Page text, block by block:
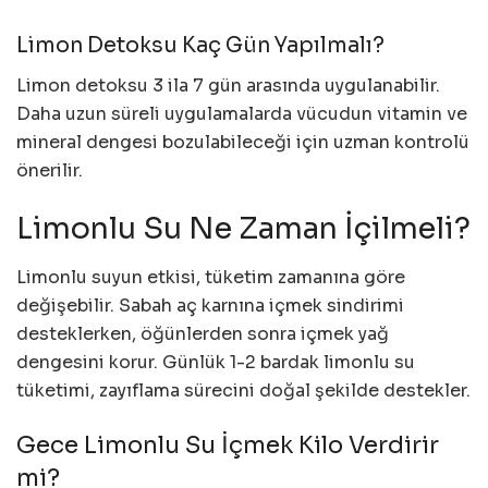
Limon Detoksu Kaç Gün Yapılmalı?
Limon detoksu 3 ila 7 gün arasında uygulanabilir.
Daha uzun süreli uygulamalarda vücudun vitamin ve
mineral dengesi bozulabileceği için uzman kontrolü
önerilir.
Limonlu Su Ne Zaman İçilmeli?
Limonlu suyun etkisi, tüketim zamanına göre
değişebilir. Sabah aç karnına içmek sindirimi
desteklerken, öğünlerden sonra içmek yağ
dengesini korur. Günlük 1-2 bardak limonlu su
tüketimi, zayıflama sürecini doğal şekilde destekler.
Gece Limonlu Su İçmek Kilo Verdirir
mi?